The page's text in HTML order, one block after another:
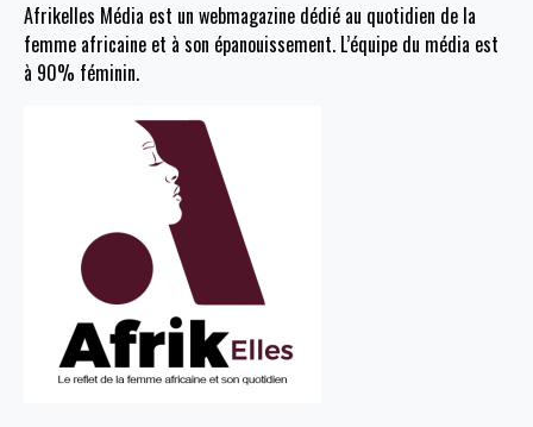
Afrikelles Média est un webmagazine dédié au quotidien de la
femme africaine et à son épanouissement. L’équipe du média est
à 90% féminin.